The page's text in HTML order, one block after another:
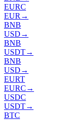
EURC
EUR →
BNB
USD →
BNB
USDT→
BNB
USD →
EURT
EURC →
USDC
USDT→
BTC